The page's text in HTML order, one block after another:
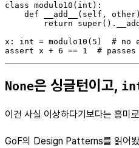
class modulo10(int):
def __add__(self,
return
x: int = modulo10(5)  # no
None은 싱글턴이고,
이건 사실 이상하다기보다는 흥미
GoF의 Design Patterns를 읽어